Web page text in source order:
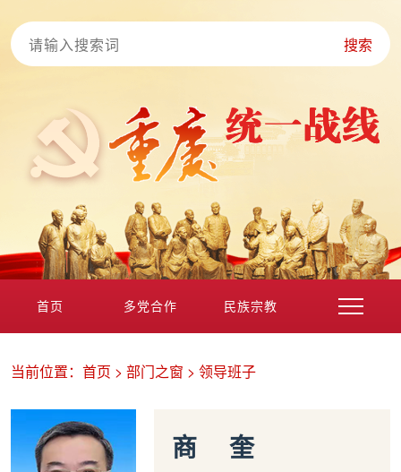
搜索
首页 多党合作 民族宗教
侨务工作 区县动态
当前位置： 首页 > 部门之窗 > 领导班子
商 奎